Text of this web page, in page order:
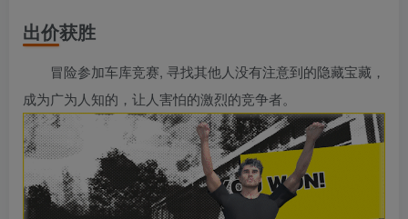
出价获胜
冒险参加车库竞赛, 寻找其他人没有注意到的隐藏宝藏，
成为广为人知的，让人害怕的激烈的竞争者。